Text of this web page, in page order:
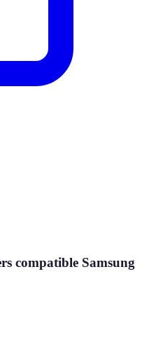
compatible Samsung